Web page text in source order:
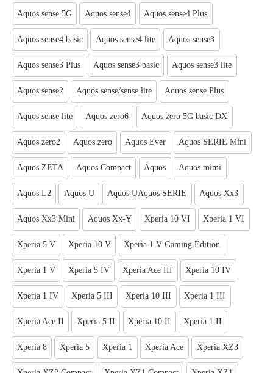
Aquos sense 5G Aquos sense4 Aquos sense4 Plus
Aquos sense4 basic Aquos sense4 lite Aquos sense3
Aquos sense3 Plus Aquos sense3 basic Aquos sense3 lite
Aquos sense2 Aquos sense/sense lite Aquos sense Plus
Aquos sense lite Aquos zero6 Aquos zero 5G basic DX
Aquos zero2 Aquos zero Aquos Ever Aquos SERIE Mini
Aquos ZETA Aquos Compact Aquos Aquos mimi
Aquos L2 Aquos U Aquos UAquos SERIE Aquos Xx3
Aquos Xx3 Mini Aquos Xx-Y Xperia 10 VI Xperia 1 VI
Xperia 5 V Xperia 10 V Xperia 1 V Gaming Edition
Xperia 1 V Xperia 5 IV Xperia Ace III Xperia 10 IV
Xperia 1 IV Xperia 5 III Xperia 10 III Xperia 1 III
Xperia Ace II Xperia 5 II Xperia 10 II Xperia 1 II
Xperia 8 Xperia 5 Xperia 1 Xperia Ace Xperia XZ3